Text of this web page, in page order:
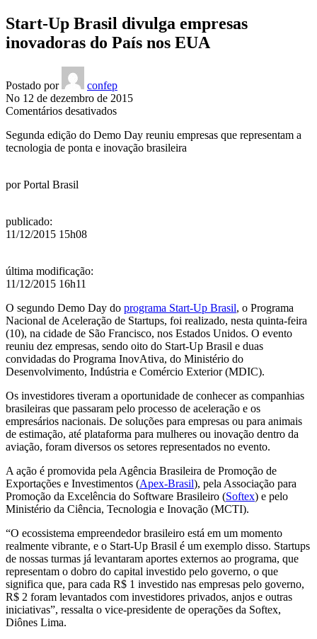
Start-Up Brasil divulga empresas
inovadoras do País nos EUA
Postado por
confep
No 12 de dezembro de 2015
Comentários desativadosem
Up
Brasil
Segunda edição do Demo Day reuniu empresas que representam a
tecnologia de ponta e inovação brasileira
porPortal Brasil
publicado:
11/12/2015 15h08
última modificação:
11/12/2015 16h11
O segundo Demo Day do programa Start-Up Brasil, o Programa
Nacional de Aceleração de Startups, foi realizado, nesta quinta-feira
(10), na cidade de São Francisco, nos Estados Unidos. O evento
reuniu dez empresas, sendo oito do Start-Up Brasil e duas
convidadas do Programa InovAtiva, do Ministério do
Desenvolvimento, Indústria e Comércio Exterior (MDIC).
Os investidores tiveram a oportunidade de conhecer as companhias
brasileiras que passaram pelo processo de aceleração e os
empresários nacionais. De soluções para empresas ou para animais
de estimação, até plataforma para mulheres ou inovação dentro da
aviação, foram diversos os setores representados no evento.
A ação é promovida pela Agência Brasileira de Promoção de
Exportações e Investimentos (Apex-Brasil), pela Associação para
Promoção da Excelência do Software Brasileiro (Softex) e pelo
Ministério da Ciência, Tecnologia e Inovação (MCTI).
“O ecossistema empreendedor brasileiro está em um momento
realmente vibrante, e o Start-Up Brasil é um exemplo disso. Startups
de nossas turmas já levantaram aportes externos ao programa, que
representam o dobro do capital investido pelo governo, o que
significa que, para cada R$ 1 investido nas empresas pelo governo,
R$ 2 foram levantados com investidores privados, anjos e outras
iniciativas”, ressalta o vice-presidente de operações da Softex,
Diônes Lima.